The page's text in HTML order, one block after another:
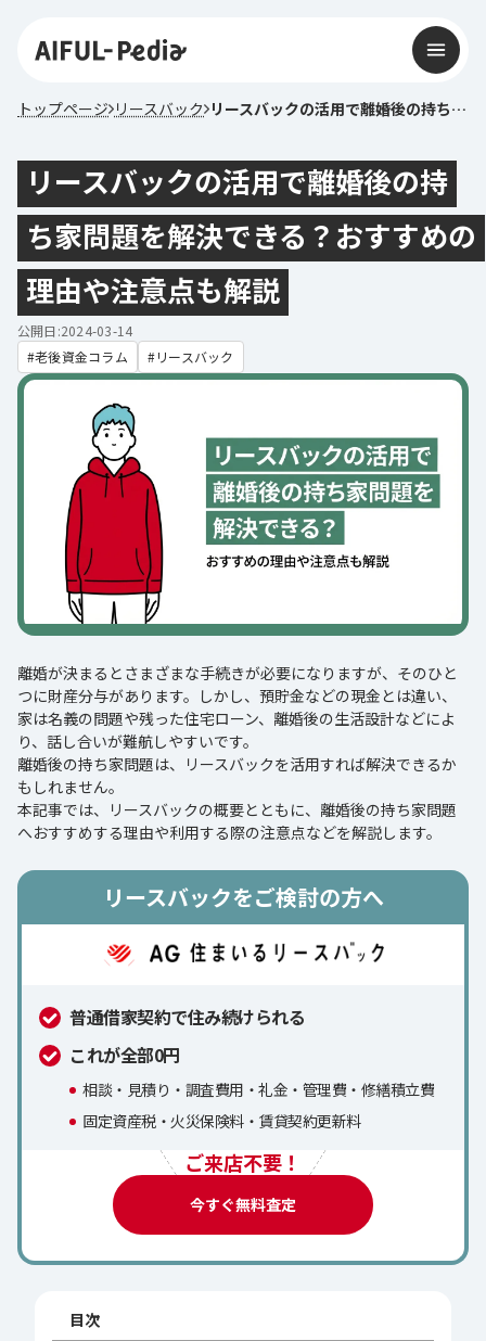
トップページ リースバック リースバックの活用で離婚後の持ち家問題を解決できる？おすすめの理由や注意点も解説
リースバックの活用で離婚後の持
ち家問題を解決できる？おすすめの
理由や注意点も解説
公開日:2024-03-14
老後資金コラム
リースバック
離婚が決まるとさまざまな手続きが必要になりますが、そのひと
つに財産分与があります。しかし、預貯金などの現金とは違い、
家は名義の問題や残った住宅ローン、離婚後の生活設計などによ
り、話し合いが難航しやすいです。
離婚後の持ち家問題は、リースバックを活用すれば解決できるか
もしれません。
本記事では、リースバックの概要とともに、離婚後の持ち家問題
へおすすめする理由や利用する際の注意点などを解説します。
リースバックをご検討の方へ
普通借家契約で住み続けられる
これが全部0円
相談・見積り・調査費用・礼金・管理費・修繕積立費
固定資産税・火災保険料・賃貸契約更新料
ご来店不要！
今すぐ無料査定
目次